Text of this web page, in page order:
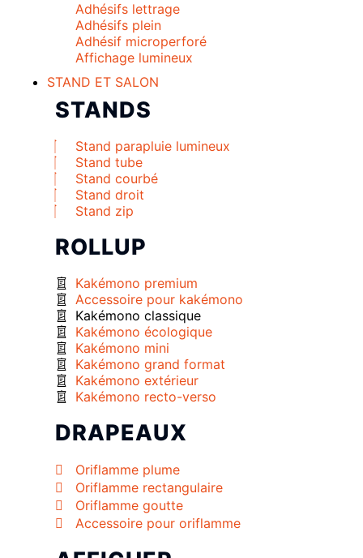
Adhésifs lettrage
Adhésifs plein
Adhésif microperforé
Affichage lumineux
STAND ET SALON
STANDS
Stand parapluie lumineux
Stand tube
Stand courbé
Stand droit
Stand zip
ROLLUP
Kakémono premium
Accessoire pour kakémono
Kakémono classique
Kakémono écologique
Kakémono mini
Kakémono grand format
Kakémono extérieur
Kakémono recto-verso
DRAPEAUX
Oriflamme plume
Oriflamme rectangulaire
Oriflamme goutte
Accessoire pour oriflamme